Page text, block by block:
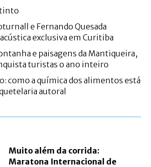
e Fernando Quesada
exclusiva em Curitiba
e paisagens da Mantiqueira,
turistas o ano inteiro
como a química dos alimentos está
autoral
Muito além da corrida:
Maratona Internacional de